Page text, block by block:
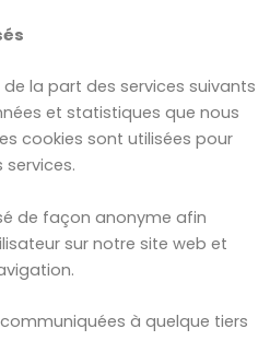
la part des services suivants
et statistiques que nous
cookies sont utilisées pour
de façon anonyme afin
sur notre site web et
à quelque tiers